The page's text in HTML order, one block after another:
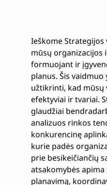
Ieškome
mūsų organizacijos
formuojant ir
planus. Šis
užtikrinti, kad mūsų
efektyviai ir tvariai.
glaudžiai
analizuos rinkos
konkurencinę
kurie padės
prie besikeičiančių
atsakomybės
planavimą,